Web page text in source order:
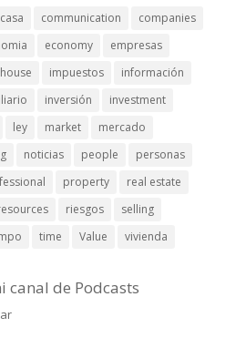
casa communication
companies
economy
empresas
house impuestos
información
inversión
investment
ley market
mercado
noticias people
personas
property
real estate
riesgos
selling
time Value vivienda
canal de Podcasts